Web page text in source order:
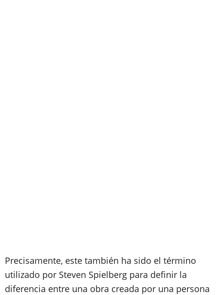
Precisamente, este también ha sido el término
utilizado por Steven Spielberg para definir la
diferencia entre una obra creada por una persona